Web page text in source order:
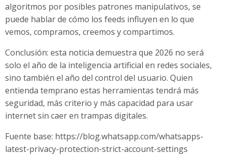
algoritmos por posibles patrones manipulativos, se
puede hablar de cómo los feeds influyen en lo que
vemos, compramos, creemos y compartimos.
Conclusión: esta noticia demuestra que 2026 no será
solo el año de la inteligencia artificial en redes sociales,
sino también el año del control del usuario. Quien
entienda temprano estas herramientas tendrá más
seguridad, más criterio y más capacidad para usar
internet sin caer en trampas digitales.
Fuente base: https://blog.whatsapp.com/whatsapps-
latest-privacy-protection-strict-account-settings